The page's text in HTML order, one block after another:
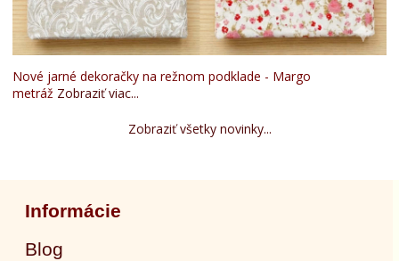
Nové jarné dekoračky na režnom podklade - Margo
metráž Zobraziť viac...
Zobraziť všetky novinky...
Informácie
Blog